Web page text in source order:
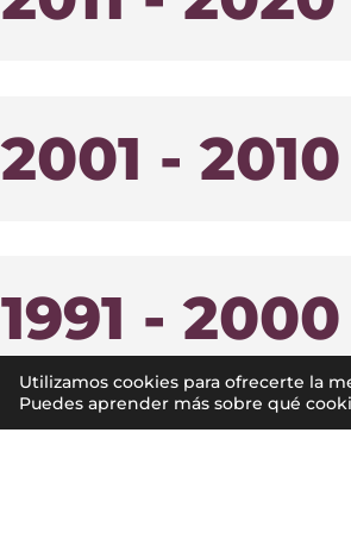
2001 - 2010
1991 - 2000
Utilizamos cookies para ofrecerte la
Puedes aprender más sobre qué